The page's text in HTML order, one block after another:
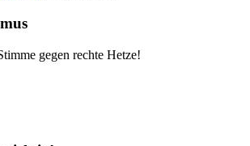
gegen rechte Hetze!